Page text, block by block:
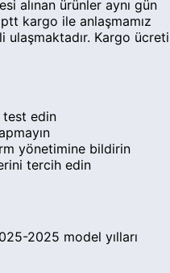
alınan ürünler aynı gün
kargo ile anlaşmamız
ulaşmaktadır. Kargo ücreti
test edin
yönetimine bildirin
tercih edin
2025 model yılları